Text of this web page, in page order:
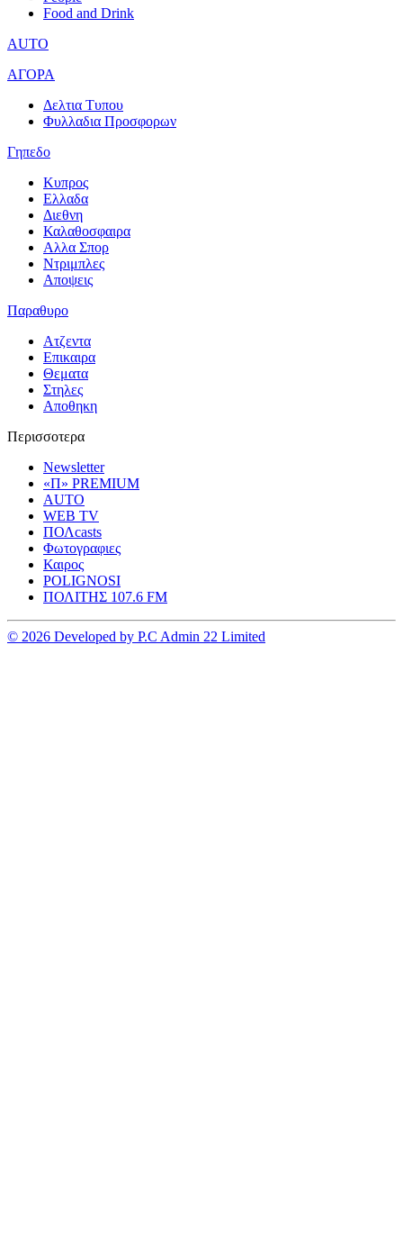
Food and Drink
AUTO
ΑΓΟΡΑ
Δελτια Τυπου
Φυλλαδια Προσφορων
Γηπεδο
Κυπρος
Ελλαδα
Διεθνη
Καλαθοσφαιρα
Αλλα Σπορ
Ντριμπλες
Αποψεις
Παραθυρο
Ατζεντα
Επικαιρα
Θεματα
Στηλες
Αποθηκη
Περισσοτερα
Newsletter
«Π» PREMIUM
AUTO
WEB TV
ΠΟΛcasts
Φωτογραφιες
Καιρος
POLIGNOSI
ΠΟΛΙΤΗΣ 107.6 FM
© 2026 Developed by P.C Admin 22 Limited